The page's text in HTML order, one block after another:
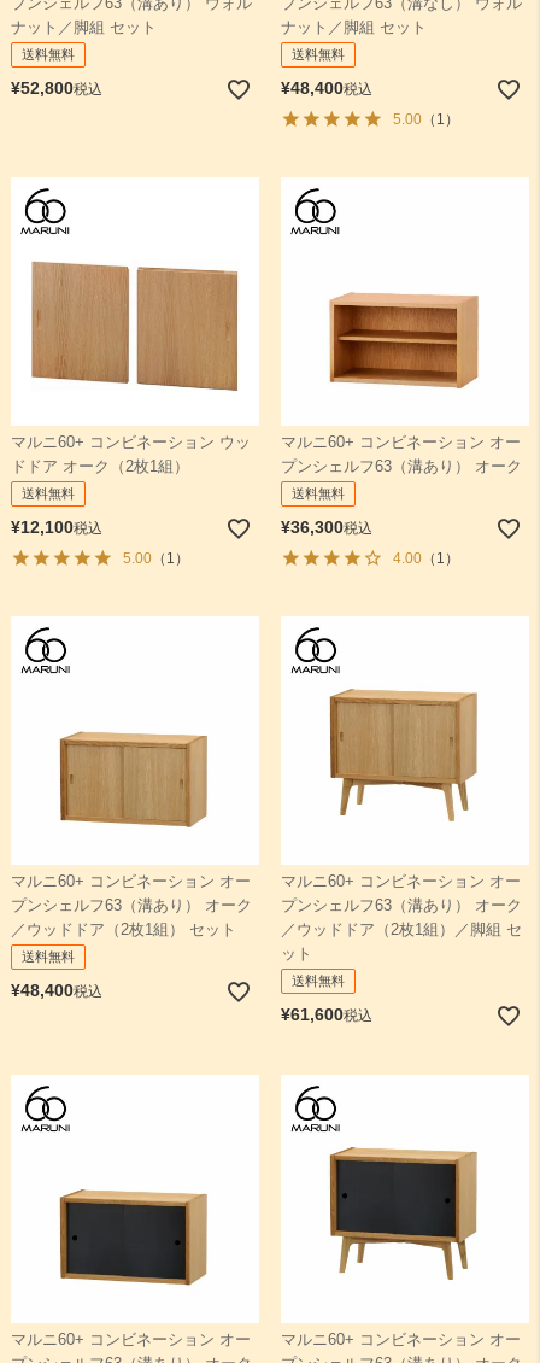
ナット／脚組 セット
送料無料
¥52,800税込
ナット／脚組 セット
送料無料
¥48,400税込
5.00（1）
マルニ60+ コンビネーション ウッ
ドドア オーク（2枚1組）
送料無料
¥12,100税込
5.00（1）
マルニ60+ コンビネーション オー
プンシェルフ63（溝あり） オーク
送料無料
¥36,300税込
4.00（1）
マルニ60+ コンビネーション オー
プンシェルフ63（溝あり） オーク
／ウッドドア（2枚1組） セット
送料無料
¥48,400税込
マルニ60+ コンビネーション オー
プンシェルフ63（溝あり） オーク
／ウッドドア（2枚1組）／脚組 セ
ット
送料無料
¥61,600税込
マルニ60+ コンビネーション オー
マルニ60+ コンビネーション オー